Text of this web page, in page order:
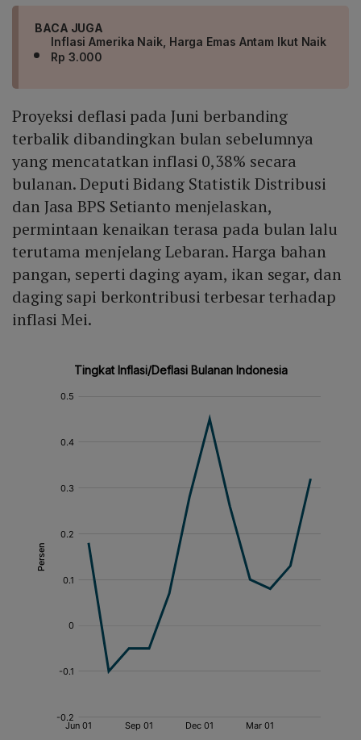
BACA JUGA
Inflasi Amerika Naik, Harga Emas Antam Ikut Naik
Rp 3.000
Proyeksi deflasi pada Juni berbanding
terbalik dibandingkan bulan sebelumnya
yang mencatatkan inflasi 0,38% secara
bulanan. Deputi Bidang Statistik Distribusi
dan Jasa BPS Setianto menjelaskan,
permintaan kenaikan terasa pada bulan lalu
terutama menjelang Lebaran. Harga bahan
pangan, seperti daging ayam, ikan segar, dan
daging sapi berkontribusi terbesar terhadap
inflasi Mei.